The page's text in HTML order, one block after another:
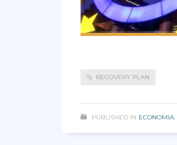
RECOVERY PLAN
PUBLISHED IN ECONOMIA,